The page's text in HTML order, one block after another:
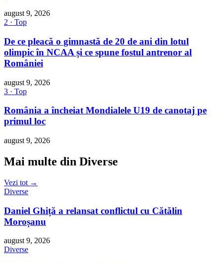
august 9, 2026
2 · Top
De ce pleacă o gimnastă de 20 de ani din lotul
olimpic în NCAA și ce spune fostul antrenor al
României
august 9, 2026
3 · Top
România a încheiat Mondialele U19 de canotaj pe
primul loc
august 9, 2026
Mai multe din Diverse
Vezi tot →
Diverse
Daniel Ghiță a relansat conflictul cu Cătălin
Moroșanu
august 9, 2026
Diverse